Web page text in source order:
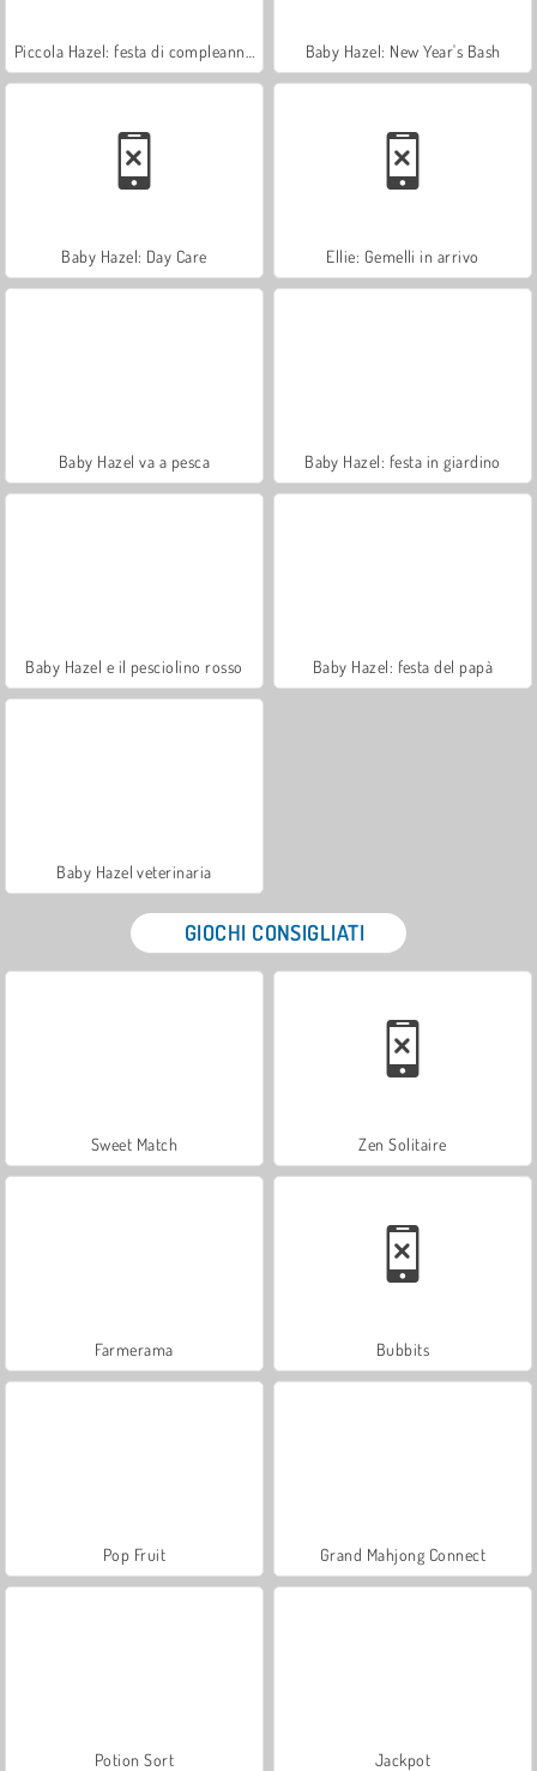
Baby Hazel: New Year's Bash
Baby Hazel: Day Care Ellie: Gemelli in arrivo
Baby Hazel va a pesca Baby Hazel: festa in giardino
Baby Hazel e il pesciolino rosso Baby Hazel: festa del papà
Baby Hazel veterinaria
GIOCHI CONSIGLIATI
Sweet Match Zen Solitaire
Farmerama Bubbits
Pop Fruit Grand Mahjong Connect
Potion Sort Jackpot